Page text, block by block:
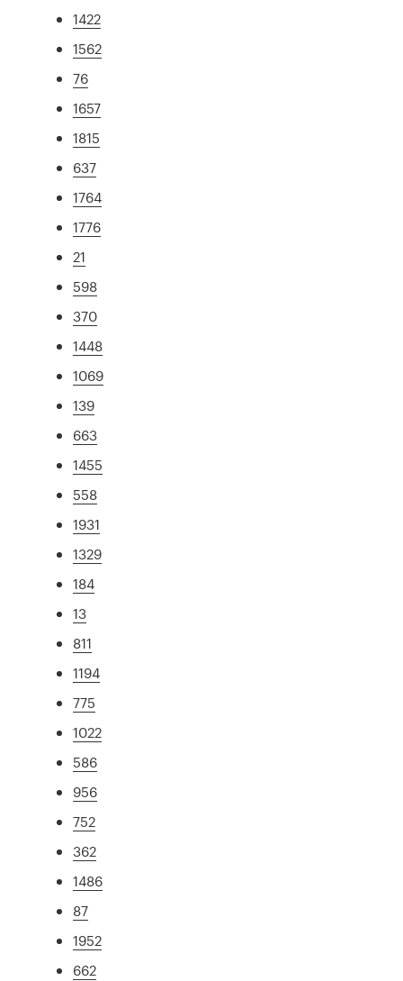
1422
1562
76
1657
1815
637
1764
1776
21
598
370
1448
1069
139
663
1455
558
1931
1329
184
13
811
1194
775
1022
586
956
752
362
1486
87
1952
662